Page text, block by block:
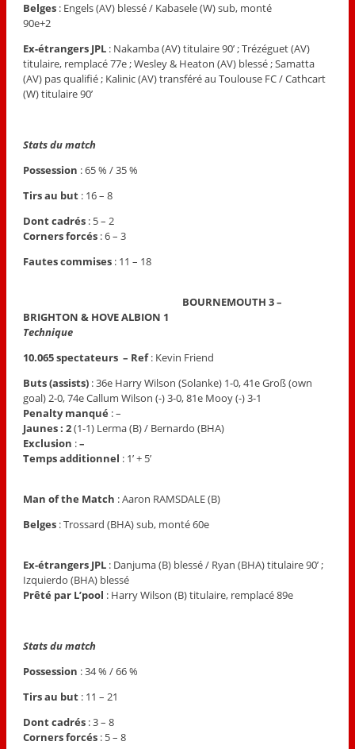
Belges: Engels (AV) blessé / Kabasele (W) sub, monté
90e+2
Ex-étrangers JPL : Nakamba (AV) titulaire 90’ ; Trézéguet (AV)
titulaire, remplacé 77e ; Wesley & Heaton (AV) blessé ; Samatta
(AV) pas qualifié ; Kalinic (AV) transféré au Toulouse FC / Cathcart
(W) titulaire 90’
Stats du match
Possession : 65 % / 35 %
Tirs au but: 16 – 8
Dont cadrés: 5 – 2
Corners forcés: 6 – 3
Fautes commises: 11 – 18
BOURNEMOUTH 3 –
BRIGHTON & HOVE ALBION 1
Technique
10.065 spectateurs – Ref: Kevin Friend
Buts (assists) : 36e Harry Wilson (Solanke) 1-0, 41e Groß (own
goal) 2-0, 74e Callum Wilson (-) 3-0, 81e Mooy (-) 3-1
Penalty manqué : –
Jaunes : 2(1-1) Lerma (B) / Bernardo (BHA)
Exclusion :–
Temps additionnel : 1’ + 5’
Man of the Match : Aaron RAMSDALE (B)
Belges: Trossard (BHA) sub, monté 60e
Ex-étrangers JPL : Danjuma (B) blessé / Ryan (BHA) titulaire 90’ ;
Izquierdo (BHA) blessé
Prêté par L’pool : Harry Wilson (B) titulaire, remplacé 89e
Stats du match
Possession : 34 % / 66 %
Tirs au but: 11 – 21
Dont cadrés: 3 – 8
Corners forcés: 5 – 8